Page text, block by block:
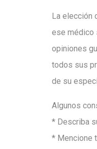
La elección
ese médico
opiniones
todos sus
de su
Algunos
* Describa
* Mencione